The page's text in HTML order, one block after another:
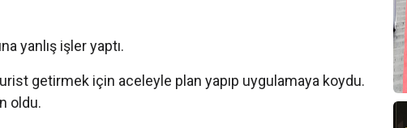
yanlış işler yaptı.
getirmek için aceleyle plan yapıp uygulamaya koydu.
oldu.